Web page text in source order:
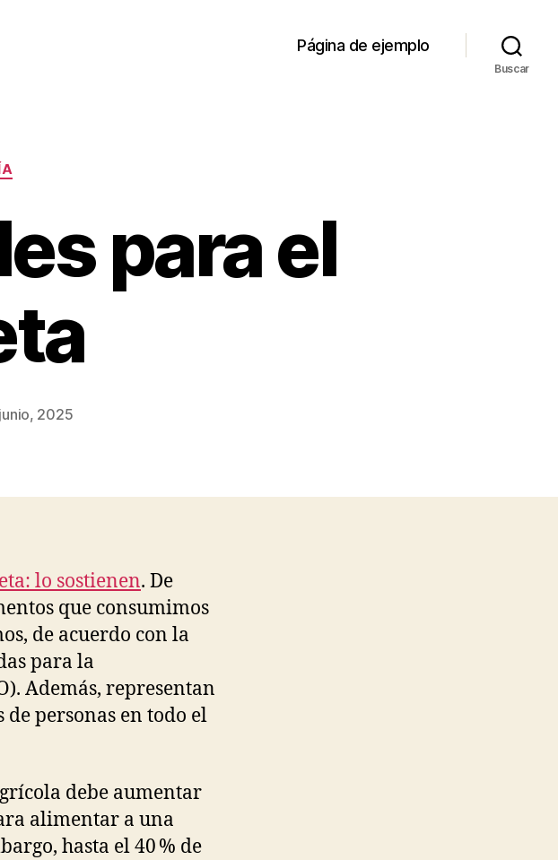
Página de ejemplo
Buscar
para el
2025
lo sostienen. De
que consumimos
de acuerdo con la
para la
Además, representan
personas en todo el
debe aumentar
alimentar a una
hasta el 40 % de